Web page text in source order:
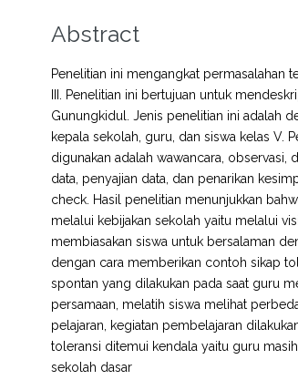
Abstract
Penelitian ini mengangkat permasalahan
III. Penelitian ini bertujuan untuk
Gunungkidul. Jenis penelitian ini adalah
kepala sekolah, guru, dan siswa kelas V.
digunakan adalah wawancara,
data, penyajian data, dan penarikan
check. Hasil penelitian menunjukkan
melalui kebijakan sekolah yaitu melalui
membiasakan siswa untuk bersalaman
dengan cara memberikan contoh sikap
spontan yang dilakukan pada saat guru
persamaan, melatih siswa melihat
pelajaran, kegiatan pembelajaran
toleransi ditemui kendala yaitu guru
sekolah dasar